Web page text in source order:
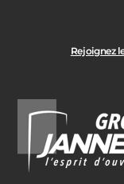
Rejoignez